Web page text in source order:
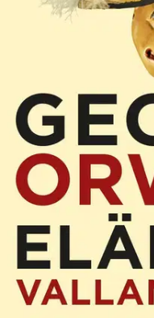
”Toiset eläimet ovat tasa-
muotoon puettu,
vallan väärinkäytöstä ja
vakuuttaa Willingdonin
välttämättömyydestä, ja ne
hänen julmien renkiensä
vallankumous on hetkessä
hoitamaan valtaamaansa
ottaa mittaa jopa ihmisen
oli englantilainen kirjailija,
brittiläisessä Intiassa, kävi
asui Pariisin ja Lontoon
Espanjan sisällissodassa
menehtymistään
poliittisuus, kriittisyys ja
nimestään tuli adjektiivi:
autoritääristä yhteiskuntaa.
Näytä lisää tuotekuvausta